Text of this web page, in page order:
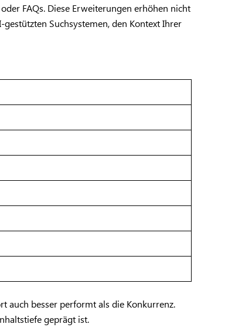
FAQs. Diese Erweiterungen erhöhen nicht
Suchsystemen, den Kontext Ihrer
auch besser performt als die Konkurrenz.
geprägt ist.